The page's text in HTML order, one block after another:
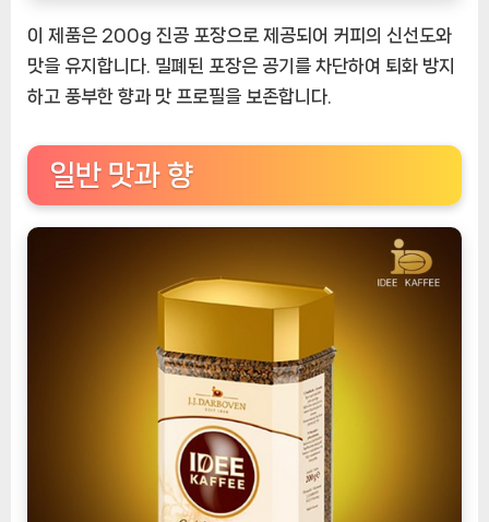
이 제품은 200g 진공 포장으로 제공되어 커피의 신선도와
맛을 유지합니다. 밀폐된 포장은 공기를 차단하여 퇴화 방지
하고 풍부한 향과 맛 프로필을 보존합니다.
일반 맛과 향